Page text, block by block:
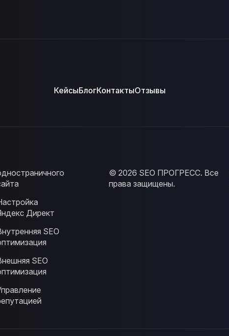
КейсыБлогКонтактыОтзывы
Директ
SEO
SEO
© 2026 SEO ПРОГРЕСС. Все
права защищены.